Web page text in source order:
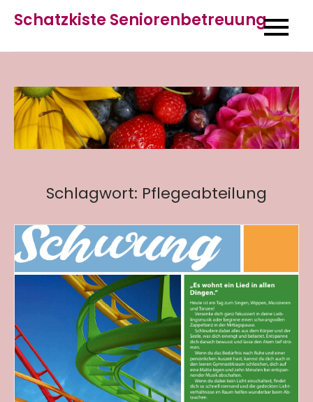
content
Schatzkiste Seniorenbetreuung
Schlagwort: Pflegeabteilung